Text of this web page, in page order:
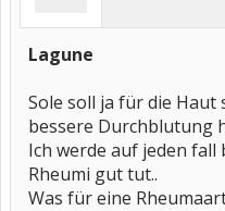
Lagune
Sole soll ja für die Haut
bessere Durchblutung
Ich werde auf jeden fall
Rheumi gut tut..
Was für eine